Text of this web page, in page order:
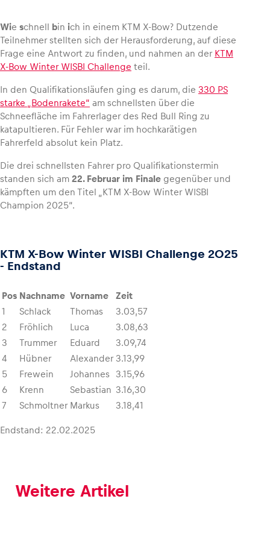
Fahrzeug
Business
Alle anzeigen
Glossar
Wie schnell bin ich in einem KTM X-Bow? Dutzende
Teilnehmer stellten sich der Herausforderung, auf diese
Frage eine Antwort zu finden, und nahmen an der KTM
X-Bow Winter WISBI Challenge teil.
In den Qualifikationsläufen ging es darum, die 330 PS
starke „Bodenrakete“ am schnellsten über die
Schneefläche im Fahrerlager des Red Bull Ring zu
katapultieren. Für Fehler war im hochkarätigen
Fahrerfeld absolut kein Platz.
Die drei schnellsten Fahrer pro Qualifikationstermin
standen sich am 22. Februar im Finale gegenüber und
kämpften um den Titel „KTM X-Bow Winter WISBI
Champion 2025“.
KTM X-Bow Winter WISBI Challenge 2025
- Endstand
Pos Nachname Vorname
Zeit
1
Schlack Thomas
3.03,57
2
Fröhlich Luca
3.08,63
3
Trummer Eduard
3.09,74
4
Hübner Alexander 3.13,99
5
Frewein Johannes
3.15,96
6
Krenn Sebastian 3.16,30
7
Schmoltner Markus 3.18,41
Endstand: 22.02.2025
Weitere Artikel